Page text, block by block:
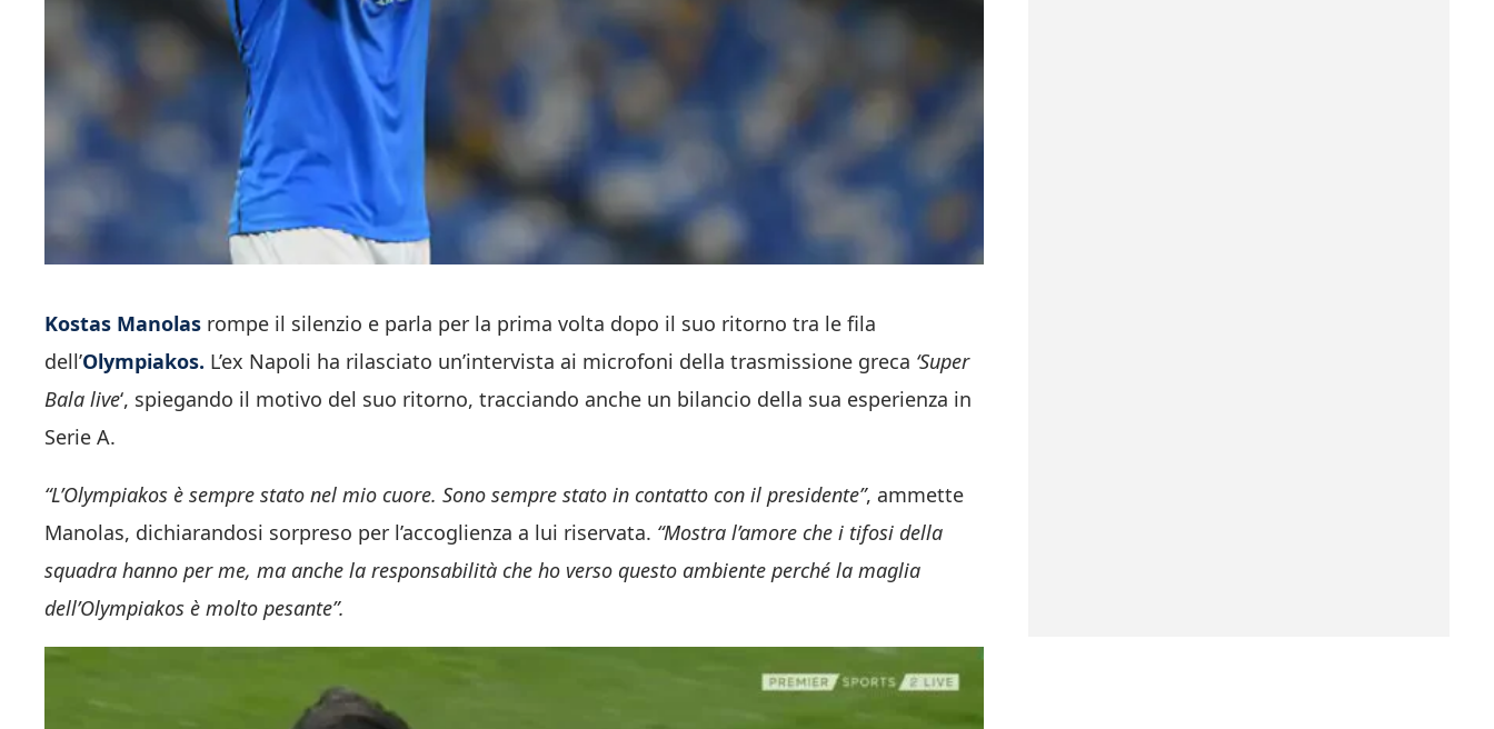
Kostas Manolas rompe il silenzio e parla per la prima volta dopo il suo ritorno tra le fila
dell’Olympiakos. L’ex Napoli ha rilasciato un’intervista ai microfoni della trasmissione greca ‘Super
Bala live‘, spiegando il motivo del suo ritorno, tracciando anche un bilancio della sua esperienza in
Serie A.
“L’Olympiakos è sempre stato nel mio cuore. Sono sempre stato in contatto con il presidente”, ammette
Manolas, dichiarandosi sorpreso per l’accoglienza a lui riservata. “Mostra l’amore che i tifosi della
squadra hanno per me, ma anche la responsabilità che ho verso questo ambiente perché la maglia
dell’Olympiakos è molto pesante”.